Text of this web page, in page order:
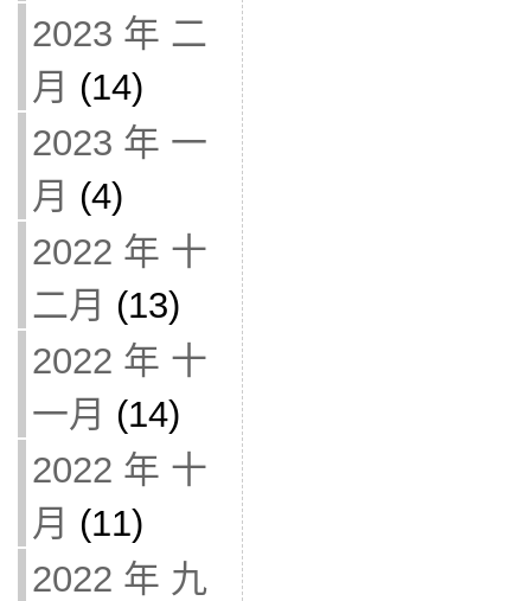
2023 年 二
月 (14)
2023 年 一
月 (4)
2022 年 十
二月 (13)
2022 年 十
一月 (14)
2022 年 十
月 (11)
2022 年 九